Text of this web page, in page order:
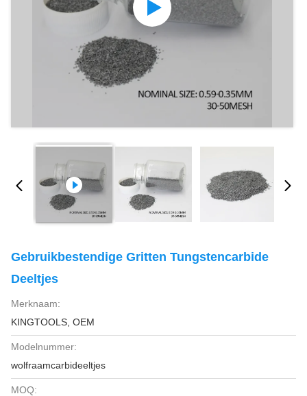
Gebruikbestendige Gritten Tungstencarbide
Deeltjes
Merknaam:
KINGTOOLS, OEM
Modelnummer:
wolfraamcarbideeltjes
MOQ: